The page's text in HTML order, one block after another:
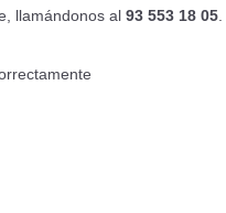
llamándonos al 93 553 18 05